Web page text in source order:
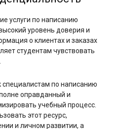
услуги по написанию
уровень доверия и
о клиентах и заказах
студентам чувствовать
по написанию
оправданный и
учебный процесс.
этот ресурс,
и личном развитии, а